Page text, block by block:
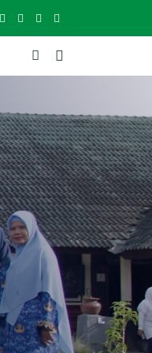
(UNGGUL, SANTUN,